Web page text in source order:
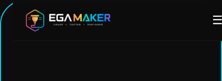
Aller